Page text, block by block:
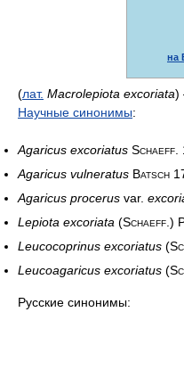
на
(лат. Macrolepiota excoriata)
Научные синонимы:
Agaricus excoriatus Schaeff.
Agaricus vulneratus Batsch
Agaricus procerus var.
Lepiota excoriata (Schaeff.)
Leucocoprinus excoriatus
Leucoagaricus excoriatus
Русские синонимы: